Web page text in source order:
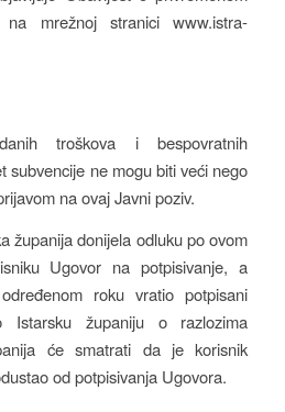
na mrežnoj stranici www.istra-
troškova i bespovratnih
subvencije ne mogu biti veći nego
na ovaj Javni poziv.
županija donijela odluku po ovom
Ugovor na potpisivanje, a
roku vratio potpisani
Istarsku županiju o razlozima
će smatrati da je korisnik
od potpisivanja Ugovora.